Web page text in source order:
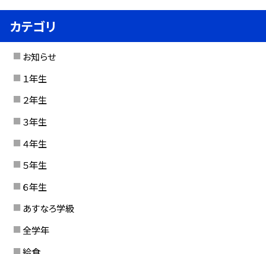
カテゴリ
お知らせ
１年生
２年生
３年生
４年生
５年生
６年生
あすなろ学級
全学年